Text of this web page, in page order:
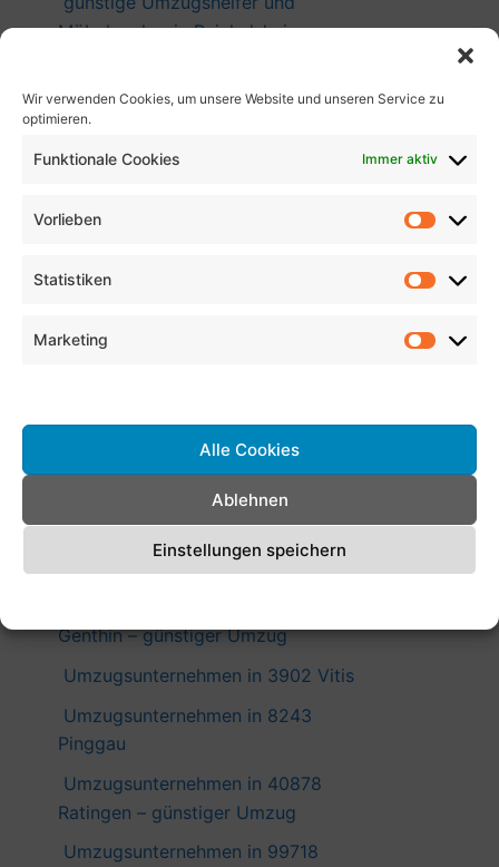
Wir verwenden Cookies, um unsere Website und unseren Service zu
optimieren.
Funktionale Cookies Immer aktiv
Vorlieben
Statistiken
Marketing
Alle Cookies
Ablehnen
Einstellungen speichern
Möbelpacker in Reichelsheim
Umzugsunternehmen in 90768
Fürth – günstiger Umzug
günstige Umzugshelfer und
Pernitz
Umzugsunternehmen in 33330
Gütersloh – günstiger Umzug
Umzugsunternehmen in 79801
Hohentengen am Hochrhein –
Genthin – günstiger Umzug
Umzugsunternehmen in 3902 Vitis
Umzugsunternehmen in 8243
Pinggau
Umzugsunternehmen in 40878
Ratingen – günstiger Umzug
Umzugsunternehmen in 99718